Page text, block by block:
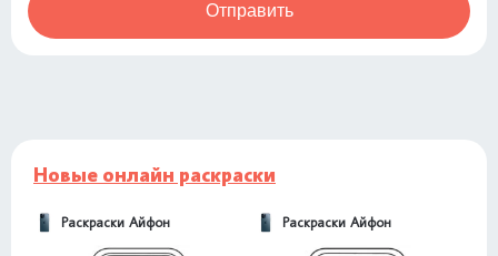
Отправить
Новые онлайн раскраски
Раскраски Айфон Раскраски Айфон